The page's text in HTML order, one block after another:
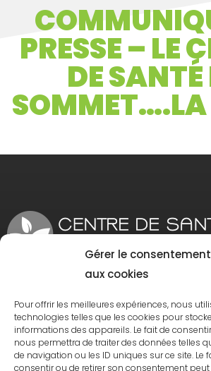
Gérer le consentement
aux cookies
Pour offrir les meilleures expériences, nous
technologies telles que les cookies pour
informations des appareils. Le fait de
nous permettra de traiter des données telles
de navigation ou les ID uniques sur ce site. Le
consentir ou de retirer son consentement
PRESSE – LE
DE SANTÉ
SOMMET….LA
1280 Rue King Est
Tél:819 300-8181| Téléc.: